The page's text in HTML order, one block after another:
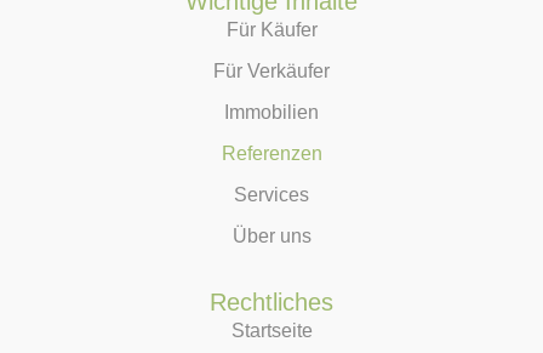
Für Käufer
Für Verkäufer
Immobilien
Referenzen
Services
Über uns
Rechtliches
Startseite